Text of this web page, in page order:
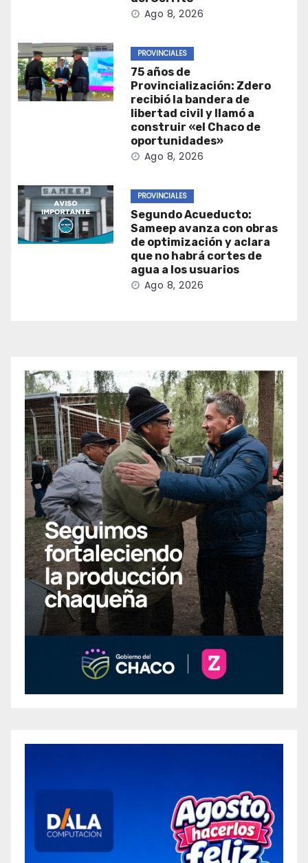
Ago 8, 2026
PROVINCIALES
75 años de
Provincialización: Zdero
recibió la bandera de
libertad civil y llamó a
construir «el Chaco de
oportunidades»
Ago 8, 2026
PROVINCIALES
Segundo Acueducto:
Sameep avanza con obras
de optimización y aclara
que no habrá cortes de
agua a los usuarios
Ago 8, 2026